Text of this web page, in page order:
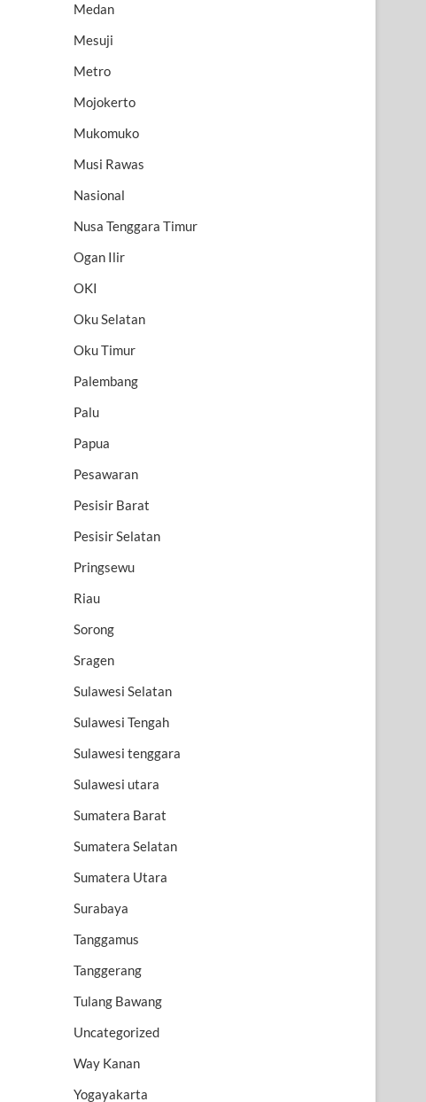
Medan
Mesuji
Metro
Mojokerto
Mukomuko
Musi Rawas
Nasional
Nusa Tenggara Timur
Ogan Ilir
OKI
Oku Selatan
Oku Timur
Palembang
Palu
Papua
Pesawaran
Pesisir Barat
Pesisir Selatan
Pringsewu
Riau
Sorong
Sragen
Sulawesi Selatan
Sulawesi Tengah
Sulawesi tenggara
Sulawesi utara
Sumatera Barat
Sumatera Selatan
Sumatera Utara
Surabaya
Tanggamus
Tanggerang
Tulang Bawang
Uncategorized
Way Kanan
Yogayakarta